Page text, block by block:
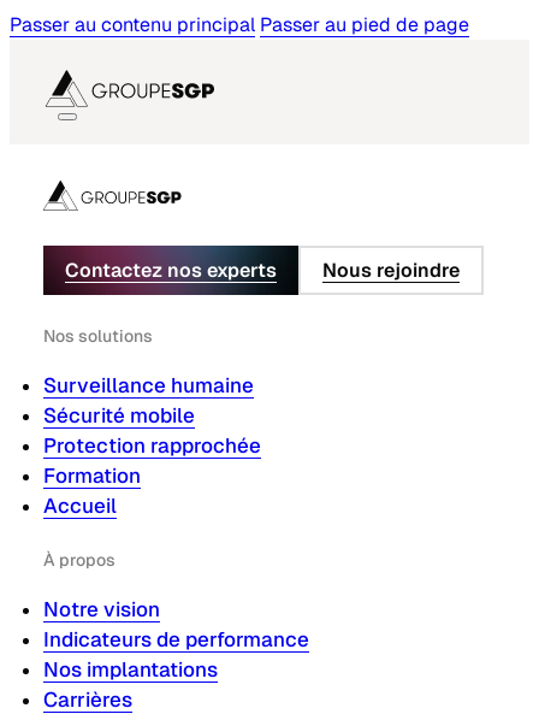
Passer au contenu principal Passer au pied de page
Contactez nos experts Nous rejoindre
Nos solutions
Surveillance humaine
Sécurité mobile
Protection rapprochée
Formation
Accueil
À propos
Notre vision
Indicateurs de performance
Nos implantations
Carrières